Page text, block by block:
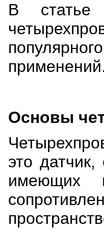
В статье
Основы
это
имеющих